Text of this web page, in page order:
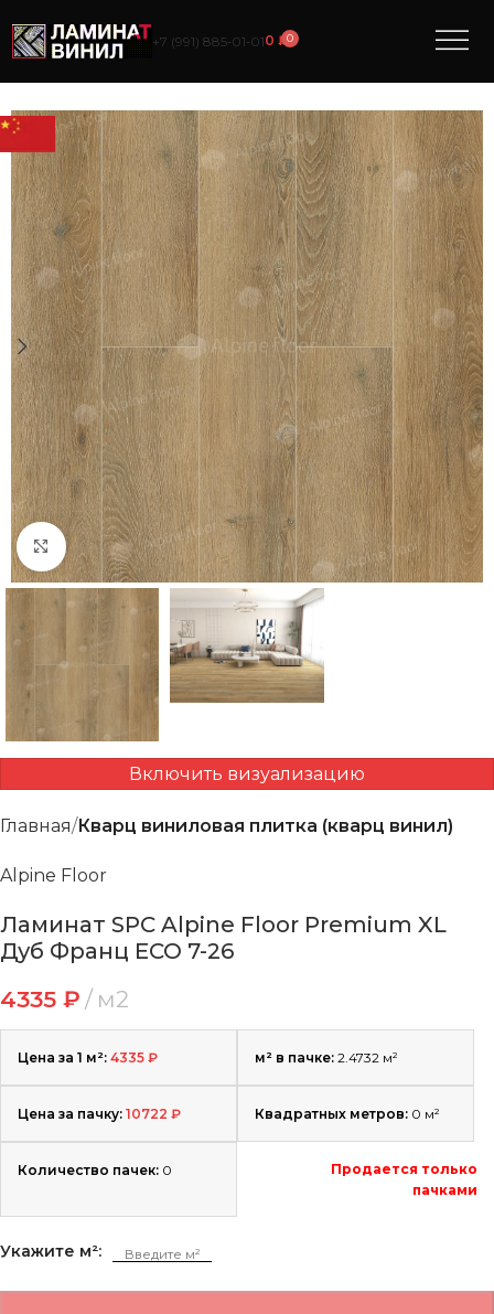
+7 (991) 885‑01‑010₽0
Нажмите, чтобы увеличить
Включить визуализацию
Главная Кварц виниловая плитка (кварц винил)
Alpine Floor
Ламинат SPC Alpine Floor Premium XL
Дуб Франц ECO 7-26
4335 ₽ м2
Цена за 1 м²: 4335 ₽ м² в пачке: 2.4732 м²
Цена за пачку: 10722 ₽ Квадратных метров: 0 м²
Количество пачек: 0
Продается только
пачками
Укажите м²: